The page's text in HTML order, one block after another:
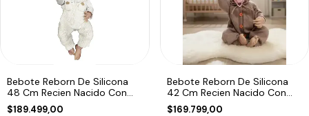
Bebote Reborn De Silicona
48 Cm Recien Nacido Con
Accesorios
$189.499,00
Bebote Reborn De Silicona
42 Cm Recien Nacido Con
Accesorios
$169.799,00